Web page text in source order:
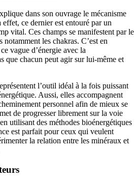
dans son ouvrage le mécanisme
ce dernier est entouré par un
vital. Ces champs se manifestent par le
notamment les chakras. C’est en
vague d’énergie avec la
que chacun peut agir sur lui-même et
l’outil idéal à la fois puissant
Aussi, elles accompagnent
personnel afin de mieux se
de progresser librement sur la voie
utilisant des méthodes bioénergétiques
est parfait pour ceux qui veulent
la relation entre les minéraux et